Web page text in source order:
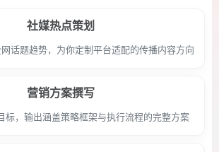
社媒热点策划
话题趋势，为你定制平台适配的传播内容方向
营销方案撰写
标，输出涵盖策略框架与执行流程的完整方案